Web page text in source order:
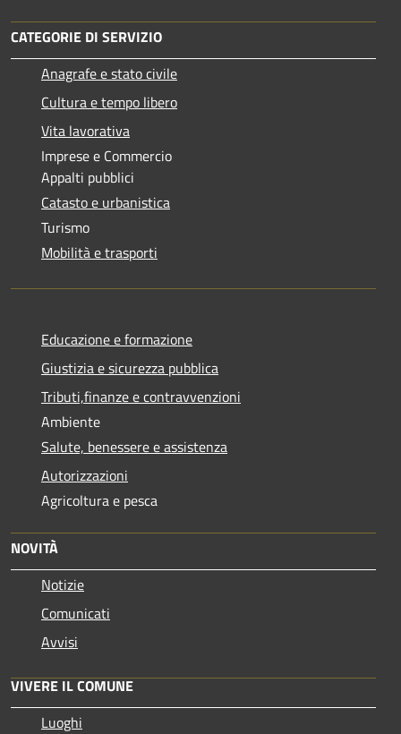
CATEGORIE DI SERVIZIO
Anagrafe e stato civile
Cultura e tempo libero
Vita lavorativa
Imprese e Commercio
Appalti pubblici
Catasto e urbanistica
Turismo
Mobilità e trasporti
Educazione e formazione
Giustizia e sicurezza pubblica
Tributi,finanze e contravvenzioni
Ambiente
Salute, benessere e assistenza
Autorizzazioni
Agricoltura e pesca
NOVITÀ
Notizie
Comunicati
Avvisi
VIVERE IL COMUNE
Luoghi